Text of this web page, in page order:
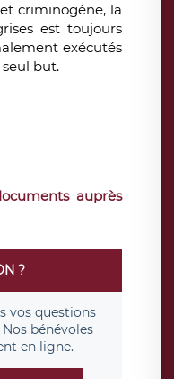
criminogène, la
est toujours
exécutés
but.
auprès
?
vos questions
bénévoles
en ligne.